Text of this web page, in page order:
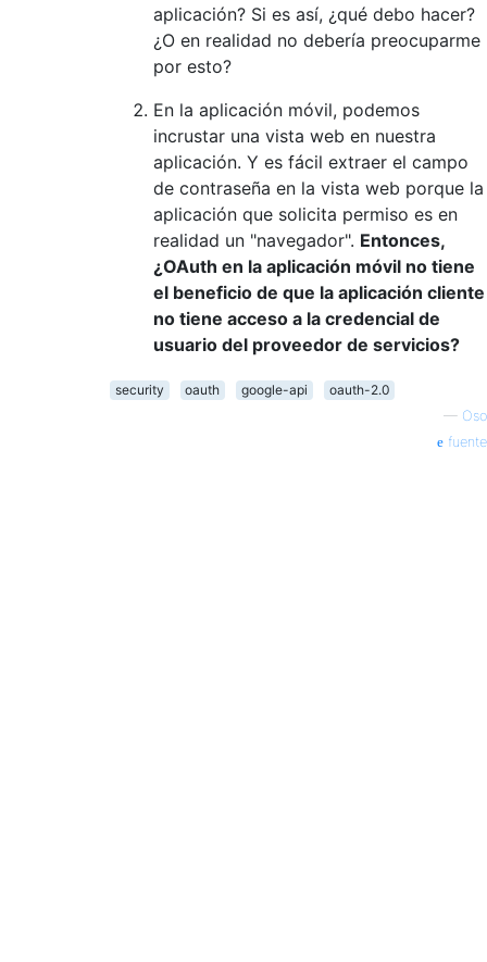
aplicación? Si es así, ¿qué debo hacer?
¿O en realidad no debería preocuparme
por esto?
En la aplicación móvil, podemos
incrustar una vista web en nuestra
aplicación. Y es fácil extraer el campo
de contraseña en la vista web porque la
aplicación que solicita permiso es en
realidad un "navegador". Entonces,
¿OAuth en la aplicación móvil no tiene
el beneficio de que la aplicación cliente
no tiene acceso a la credencial de
usuario del proveedor de servicios?
security oauth google-api
oauth-2.0
— Oso
fuente